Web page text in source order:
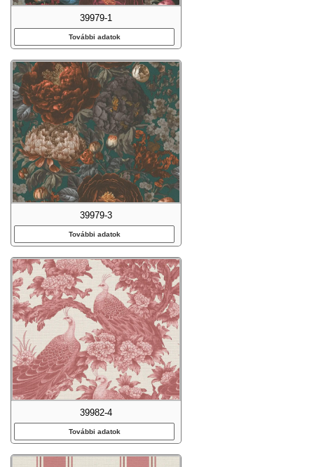
39979-1
További adatok
39979-3
További adatok
39982-4
További adatok